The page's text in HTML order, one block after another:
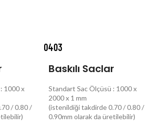
1000 x
/ 0.80 /
0403
Baskılı Saclar
Standart Sac Ölçüsü : 1000 x
2000 x 1 mm
(istenildiği takdirde 0.70 / 0.80 /
0.90mm olarak da üretilebilir)